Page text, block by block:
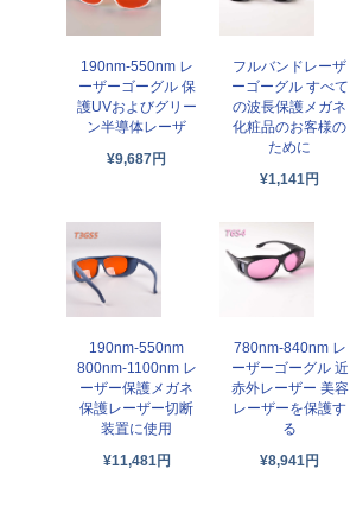
190nm-550nm レ
ーザーゴーグル 保
護UVおよびグリー
ン半導体レーザ
¥9,687円
フルバンドレーザ
ーゴーグル すべて
の波長保護メガネ
化粧品のお客様の
ために
¥1,141円
190nm-550nm
800nm-1100nm レ
ーザー保護メガネ
保護レーザー切断
装置に使用
¥11,481円
780nm-840nm レ
ーザーゴーグル 近
赤外レーザー 美容
レーザーを保護す
る
¥8,941円